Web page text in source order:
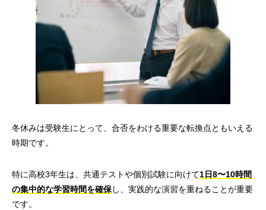
冬休みは受験生にとって、合否をわける重要な転換点ともいえる
時期です。
特に高校3年生は、共通テストや個別試験に向けて1日8〜10時間
の集中的な学習時間を確保し、実践的な演習を重ねることが重要
です。